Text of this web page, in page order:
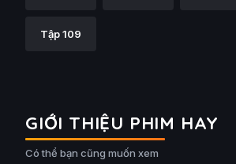
Tập 109
GIỚI THIỆU PHIM HAY
Có thể bạn cũng muốn xem